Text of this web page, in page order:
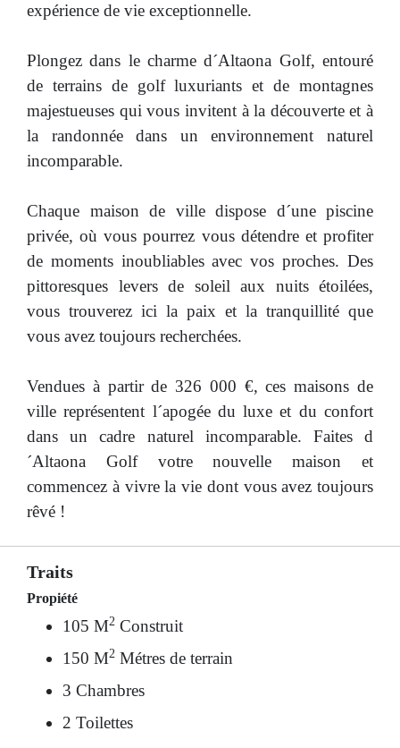
expérience de vie exceptionnelle.
Plongez dans le charme d´Altaona Golf, entouré
de terrains de golf luxuriants et de montagnes
majestueuses qui vous invitent à la découverte et à
la randonnée dans un environnement naturel
incomparable.
Chaque maison de ville dispose d´une piscine
privée, où vous pourrez vous détendre et profiter
de moments inoubliables avec vos proches. Des
pittoresques levers de soleil aux nuits étoilées,
vous trouverez ici la paix et la tranquillité que
vous avez toujours recherchées.
Vendues à partir de 326 000 €, ces maisons de
ville représentent l´apogée du luxe et du confort
dans un cadre naturel incomparable. Faites d
´Altaona Golf votre nouvelle maison et
commencez à vivre la vie dont vous avez toujours
rêvé !
Traits
Propiété
105 M2 Construit
150 M2 Métres de terrain
3 Chambres
2 Toilettes